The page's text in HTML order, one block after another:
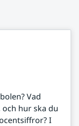
Vad
och hur ska du
I